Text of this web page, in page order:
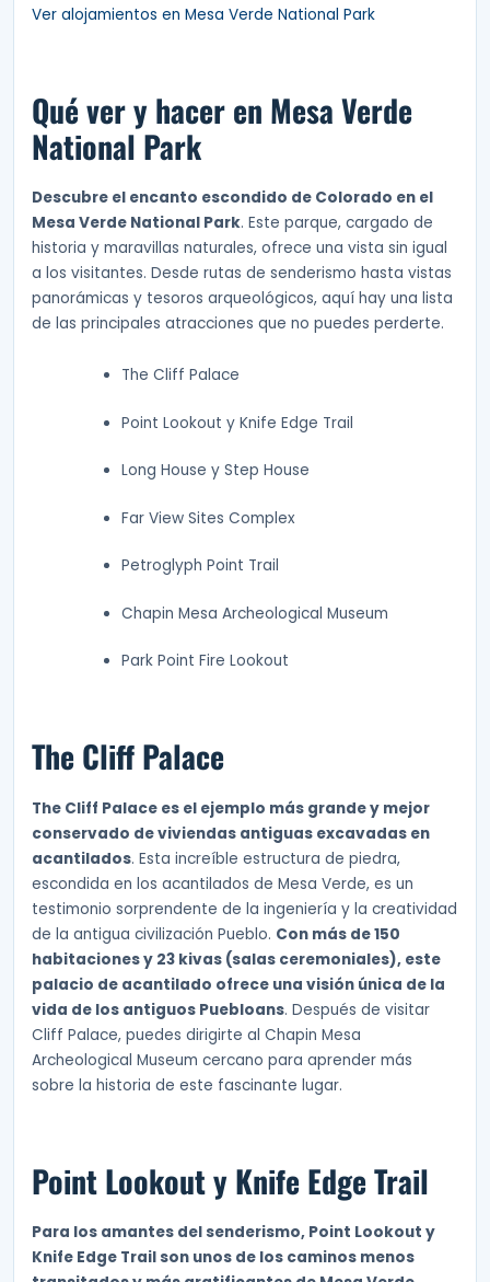
Ver alojamientos en Mesa Verde National Park
Qué ver y hacer en Mesa Verde
National Park
Descubre el encanto escondido de Colorado en el
Mesa Verde National Park. Este parque, cargado de
historia y maravillas naturales, ofrece una vista sin igual
a los visitantes. Desde rutas de senderismo hasta vistas
panorámicas y tesoros arqueológicos, aquí hay una lista
de las principales atracciones que no puedes perderte.
The Cliff Palace
Point Lookout y Knife Edge Trail
Long House y Step House
Far View Sites Complex
Petroglyph Point Trail
Chapin Mesa Archeological Museum
Park Point Fire Lookout
The Cliff Palace
The Cliff Palace es el ejemplo más grande y mejor
conservado de viviendas antiguas excavadas en
acantilados. Esta increíble estructura de piedra,
escondida en los acantilados de Mesa Verde, es un
testimonio sorprendente de la ingeniería y la creatividad
de la antigua civilización Pueblo. Con más de 150
habitaciones y 23 kivas (salas ceremoniales), este
palacio de acantilado ofrece una visión única de la
vida de los antiguos Puebloans. Después de visitar
Cliff Palace, puedes dirigirte al Chapin Mesa
Archeological Museum cercano para aprender más
sobre la historia de este fascinante lugar.
Point Lookout y Knife Edge Trail
Para los amantes del senderismo, Point Lookout y
Knife Edge Trail son unos de los caminos menos